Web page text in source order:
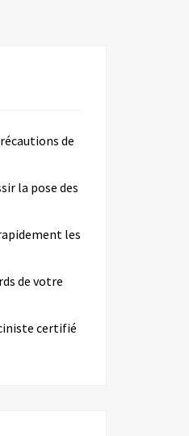
de
la pose des
les
de votre
certifié